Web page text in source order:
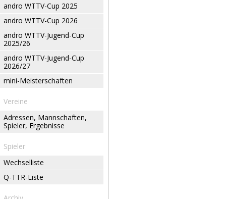
andro WTTV-Cup 2025
andro WTTV-Cup 2026
andro WTTV-Jugend-Cup
2025/26
andro WTTV-Jugend-Cup
2026/27
mini-Meisterschaften
Vereine
Adressen, Mannschaften,
Spieler, Ergebnisse
Spieler
Wechselliste
Q-TTR-Liste